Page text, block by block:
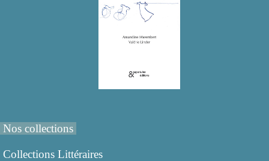
Nos collections
Collections Littéraires